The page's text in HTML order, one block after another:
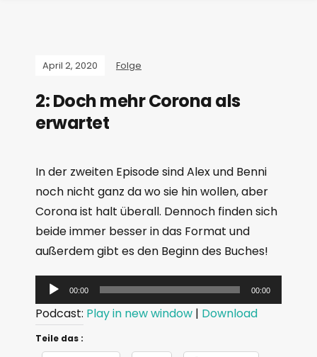
April 2, 2020 Folge
2: Doch mehr Corona als
erwartet
In der zweiten Episode sind Alex und Benni
noch nicht ganz da wo sie hin wollen, aber
Corona ist halt überall. Dennoch finden sich
beide immer besser in das Format und
außerdem gibt es den Beginn des Buches!
u
d
00:00 00:00
Podcast: Play in new window | Download
Teile das :